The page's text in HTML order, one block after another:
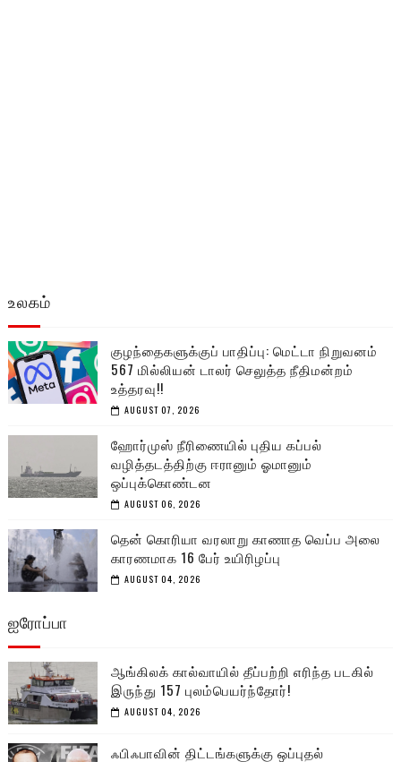
உலகம்
குழந்தைகளுக்குப் பாதிப்பு: மெட்டா நிறுவனம்
567 மில்லியன் டாலர் செலுத்த நீதிமன்றம்
உத்தரவு!!
AUGUST 07, 2026
ஹோர்முஸ் நீரிணையில் புதிய கப்பல்
வழித்தடத்திற்கு ஈரானும் ஓமானும்
ஒப்புக்கொண்டன
AUGUST 06, 2026
தென் கொரியா வரலாறு காணாத வெப்ப அலை
காரணமாக 16 பேர் உயிரிழப்பு
AUGUST 04, 2026
ஐரோப்பா
ஆங்கிலக் கால்வாயில் தீப்பற்றி எரிந்த படகில்
இருந்து 157 புலம்பெயர்ந்தோர்!
AUGUST 04, 2026
ஃபிஃபாவின் திட்டங்களுக்கு ஒப்புதல்